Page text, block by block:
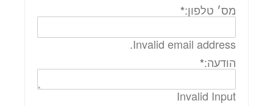
מס׳ טלפון:*
Invalid email address.
הודעה:*
Invalid Input